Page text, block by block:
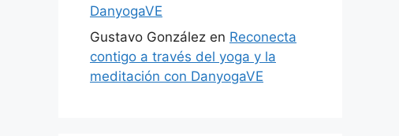
DanyogaVE
Gustavo González en Reconecta
contigo a través del yoga y la
meditación con DanyogaVE